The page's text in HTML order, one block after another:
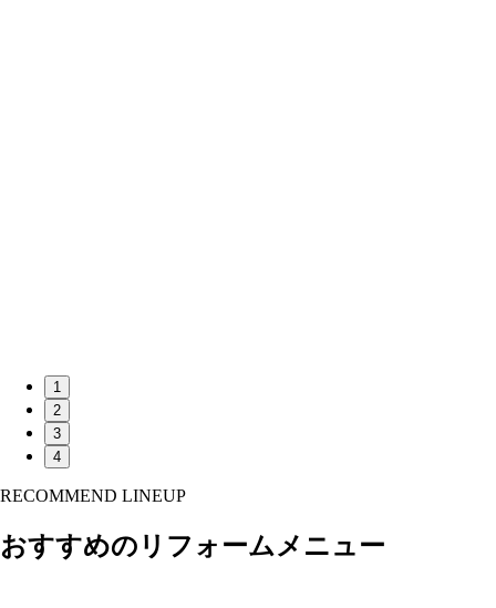
1
2
3
4
RECOMMEND LINEUP
おすすめのリフォームメニュー